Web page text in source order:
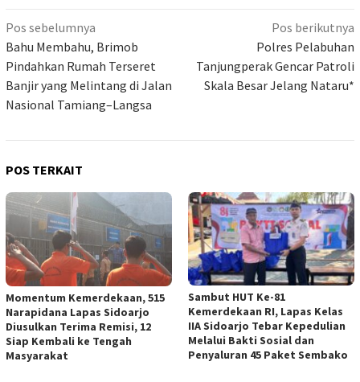
Navigasi
pos
Pos sebelumnya
Bahu Membahu, Brimob
Pindahkan Rumah Terseret
Banjir yang Melintang di Jalan
Nasional Tamiang–Langsa
Pos berikutnya
Polres Pelabuhan
Tanjungperak Gencar Patroli
Skala Besar Jelang Nataru*
POS TERKAIT
Momentum Kemerdekaan, 515
Narapidana Lapas Sidoarjo
Diusulkan Terima Remisi, 12
Siap Kembali ke Tengah
Masyarakat
Sambut HUT Ke-81
Kemerdekaan RI, Lapas Kelas
IIA Sidoarjo Tebar Kepedulian
Melalui Bakti Sosial dan
Penyaluran 45 Paket Sembako